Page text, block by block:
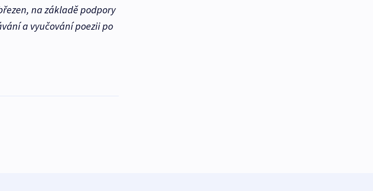
na základě podpory
a vyučování poezii po